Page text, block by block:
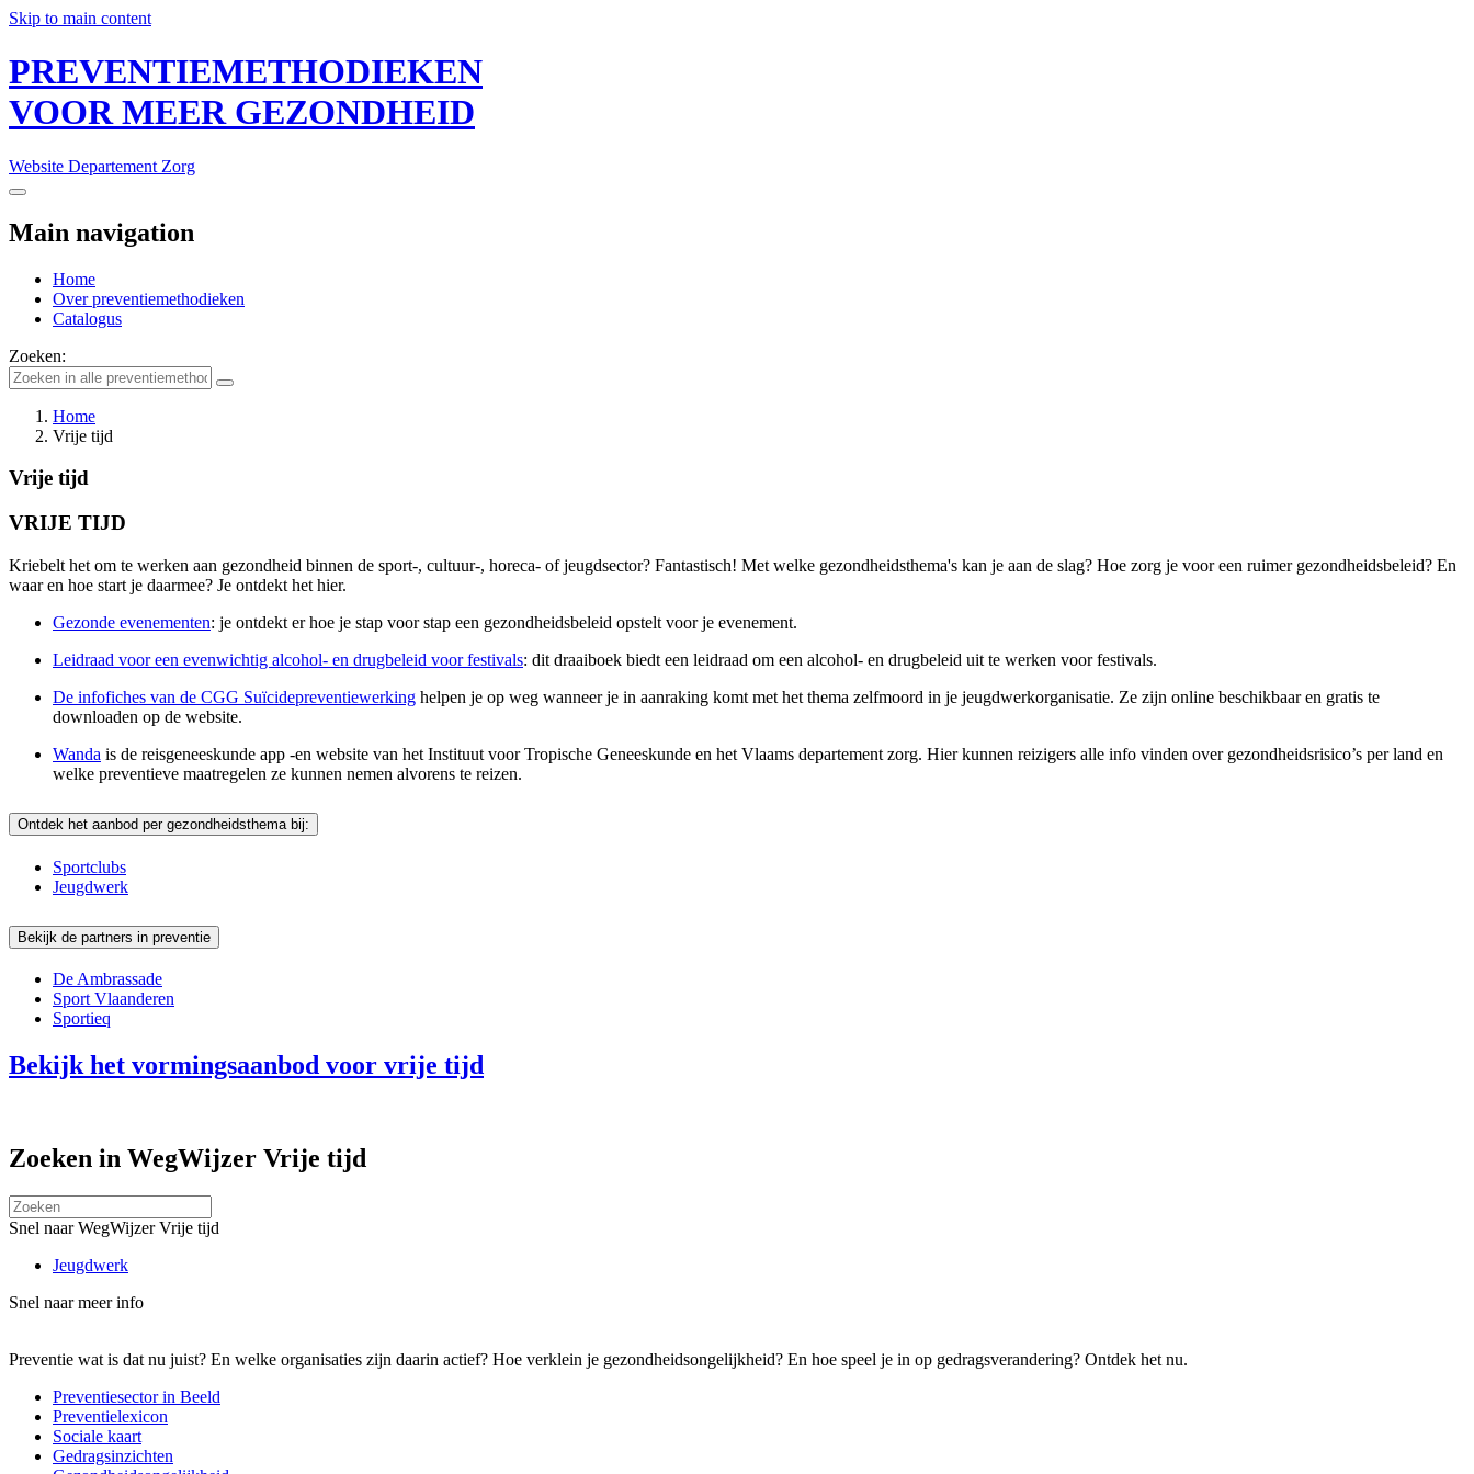
Skip to main content
PREVENTIEMETHODIEKEN
VOOR MEER GEZONDHEID
Website Departement Zorg
Main navigation
Home
Over preventiemethodieken
Catalogus
Zoeken:
Home
Vrije tijd
Vrije tijd
VRIJE TIJD
Kriebelt het om te werken aan gezondheid binnen de sport-, cultuur-, horeca- of jeugdsector? Fantastisch! Met welke gezondheidsthema's kan je aan de slag? Hoe zorg je voor een ruimer gezondheidsbeleid? En
waar en hoe start je daarmee? Je ontdekt het hier.
Gezonde evenementen: je ontdekt er hoe je stap voor stap een gezondheidsbeleid opstelt voor je evenement.
Leidraad voor een evenwichtig alcohol- en drugbeleid voor festivals: dit draaiboek biedt een leidraad om een alcohol- en drugbeleid uit te werken voor festivals.
De infofiches van de CGG Suïcidepreventiewerking helpen je op weg wanneer je in aanraking komt met het thema zelfmoord in je jeugdwerkorganisatie. Ze zijn online beschikbaar en gratis te
downloaden op de website.
Wanda is de reisgeneeskunde app -en website van het Instituut voor Tropische Geneeskunde en het Vlaams departement zorg. Hier kunnen reizigers alle info vinden over gezondheidsrisico’s per land en
welke preventieve maatregelen ze kunnen nemen alvorens te reizen.
Ontdek het aanbod per gezondheidsthema bij:
Sportclubs
Jeugdwerk
Bekijk de partners in preventie
De Ambrassade
Sport Vlaanderen
Sportieq
Bekijk het vormingsaanbod voor vrije tijd
Zoeken in WegWijzer Vrije tijd
Snel naar WegWijzer Vrije tijd
Jeugdwerk
Snel naar meer info
Preventie wat is dat nu juist? En welke organisaties zijn daarin actief? Hoe verklein je gezondheidsongelijkheid? En hoe speel je in op gedragsverandering? Ontdek het nu.
Preventiesector in Beeld
Preventielexicon
Sociale kaart
Gedragsinzichten